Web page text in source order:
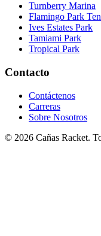
Turnberry Marina
Flamingo Park
Ives Estates Park
Tamiami Park
Tropical Park
Contacto
Contáctenos
Carreras
Sobre Nosotros
© 2026 Cañas Racket.